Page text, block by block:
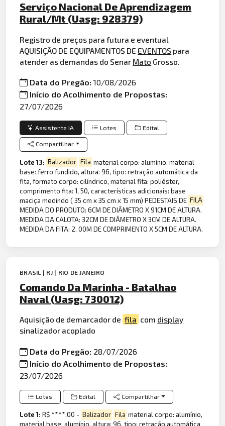
Serviço Nacional De Aprendizagem
Rural/Mt (Uasg: 928379)
Registro de preços para futura e eventual
AQUISIÇÃO DE EQUIPAMENTOS DE EVENTOS para
atender as demandas do Senar Mato Grosso.
Data do Pregão:10/08/2026
Início do Acolhimento de Propostas:
27/07/2026
Assistente IA Lotes Edital
Compartilhar
Lote 13: Balizador Fila material corpo: alumínio, material
base: ferro fundido, altura: 96, tipo: retração automática da
fita, formato corpo: cilíndrico, material fita: poliéster,
comprimento fita: 1, 50, características adicionais: base
maciça medindo ( 35 cm x 35 cm x 15 mm) PEDESTAIS DE FILA
MEDIDA DO PRODUTO: 6CM DE DIÂMETRO X 91CM DE ALTURA.
MEDIDA DA CALOTA: 32CM DE DIÂMETRO X 3CM DE ALTURA.
MEDIDA DA FITA: 2, 00M DE COMPRIMENTO X 5CM DE ALTURA.
BRASIL | RJ | RIO DE JANEIRO
Comando Da Marinha - Batalhao
Naval (Uasg: 730012)
Aquisição de demarcador de fila com display
sinalizador acoplado
Data do Pregão: 28/07/2026
Início do Acolhimento de Propostas:
23/07/2026
Lotes Edital Compartilhar
Lote 1:R$ ****,00 - Balizador Fila material corpo: alumínio,
material base: alumínio, altura: 96, tipo: retração automática